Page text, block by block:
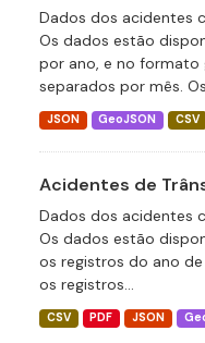
Dados dos acidentes
Os dados estão
por ano, e no formato
separados por mês.
JSON GeoJSON CSV
Acidentes de
Dados dos acidentes
Os dados estão
os registros do ano
os registros...
CSV PDF JSON